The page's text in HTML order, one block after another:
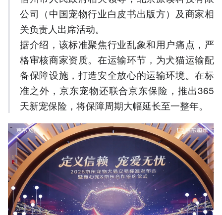
公司（中国宠物行业白皮书出版方）及商家相
关负责人出席活动。
据介绍，该标准聚焦行业乱象和用户痛点，严
格审核商家资质。在运输环节，为犬猫运输配
备保障设施，打造安全放心的运输环境。在标
准之外，京东宠物还联合京东保险，推出365
天新宠保险，将保障周期大幅延长至一整年。